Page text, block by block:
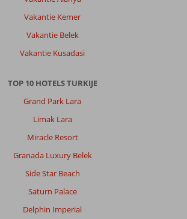
Vakantie Kemer
Vakantie Belek
Vakantie Kusadasi
TOP 10 HOTELS TURKIJE
Grand Park Lara
Limak Lara
Miracle Resort
Granada Luxury Belek
Side Star Beach
Saturn Palace
Delphin Imperial